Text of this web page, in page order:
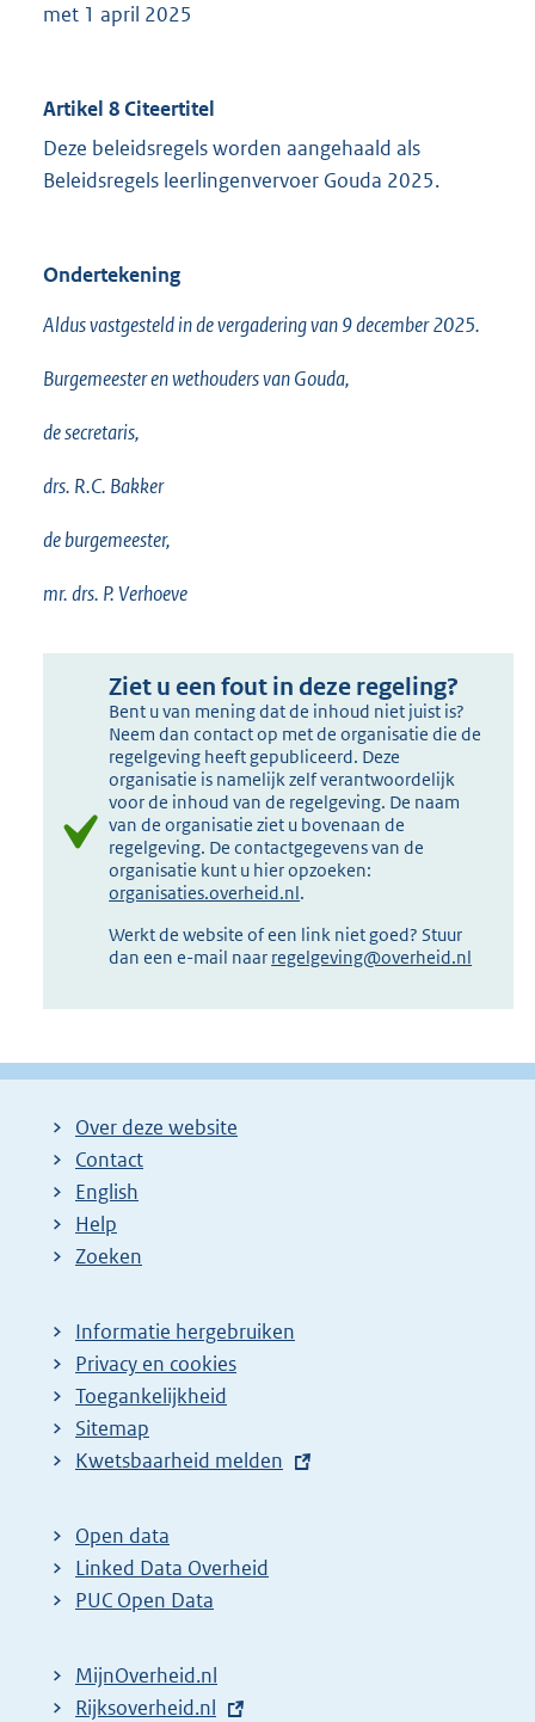
met 1 april 2025
Artikel 8 Citeertitel
Deze beleidsregels worden aangehaald als
Beleidsregels leerlingenvervoer Gouda 2025.
Ondertekening
Aldus vastgesteld in de vergadering van 9 december 2025.
Burgemeester en wethouders van Gouda,
de secretaris,
drs. R.C. Bakker
de burgemeester,
mr. drs. P. Verhoeve
Ziet u een fout in deze regeling?
Bent u van mening dat de inhoud niet juist is?
Neem dan contact op met de organisatie die de
regelgeving heeft gepubliceerd. Deze
organisatie is namelijk zelf verantwoordelijk
voor de inhoud van de regelgeving. De naam
van de organisatie ziet u bovenaan de
regelgeving. De contactgegevens van de
organisatie kunt u hier opzoeken:
organisaties.overheid.nl.
Werkt de website of een link niet goed? Stuur
dan een e-mail naar regelgeving@overheid.nl
Over deze website
Contact
English
Help
Zoeken
Informatie hergebruiken
Privacy en cookies
Toegankelijkheid
Sitemap
E
t
e
r
l
Kwetsbaarheid melden
Open data
Linked Data Overheid
PUC Open Data
MijnOverheid.nl
E
Rijksoverheid.nl